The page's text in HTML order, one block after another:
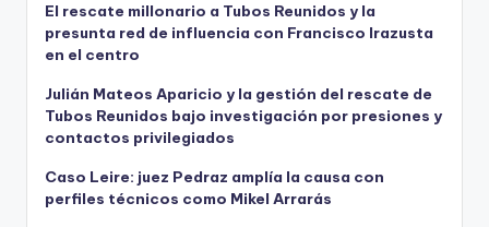
El rescate millonario a Tubos Reunidos y la
presunta red de influencia con Francisco Irazusta
en el centro
Julián Mateos Aparicio y la gestión del rescate de
Tubos Reunidos bajo investigación por presiones y
contactos privilegiados
Caso Leire: juez Pedraz amplía la causa con
perfiles técnicos como Mikel Arrarás